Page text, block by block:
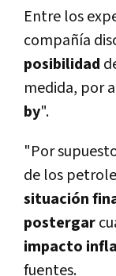
Entre los
compañí­a
posibilidad
medida, por
by".
"Por
de los
situación
postergar
impacto
fuentes.